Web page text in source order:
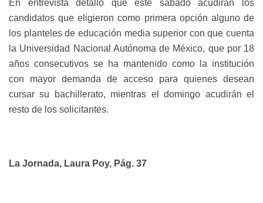
En entrevista detalló que este sábado acudirán los
candidatos que eligieron como primera opción alguno de
los planteles de educación media superior con que cuenta
la Universidad Nacional Autónoma de México, que por 18
años consecutivos se ha mantenido como la institución
con mayor demanda de acceso para quienes desean
cursar su bachillerato, mientras el domingo acudirán el
resto de los solicitantes.
La Jornada, Laura Poy, Pág. 37